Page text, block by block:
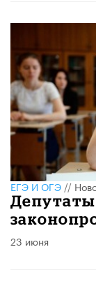
ЕГЭ И ОГЭ//
Депутаты
23 июня